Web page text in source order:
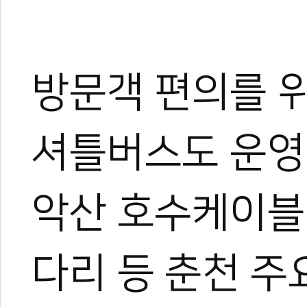
방문객 편의를
셔틀버스도 운
악산 호수케이
다리 등 춘천 주